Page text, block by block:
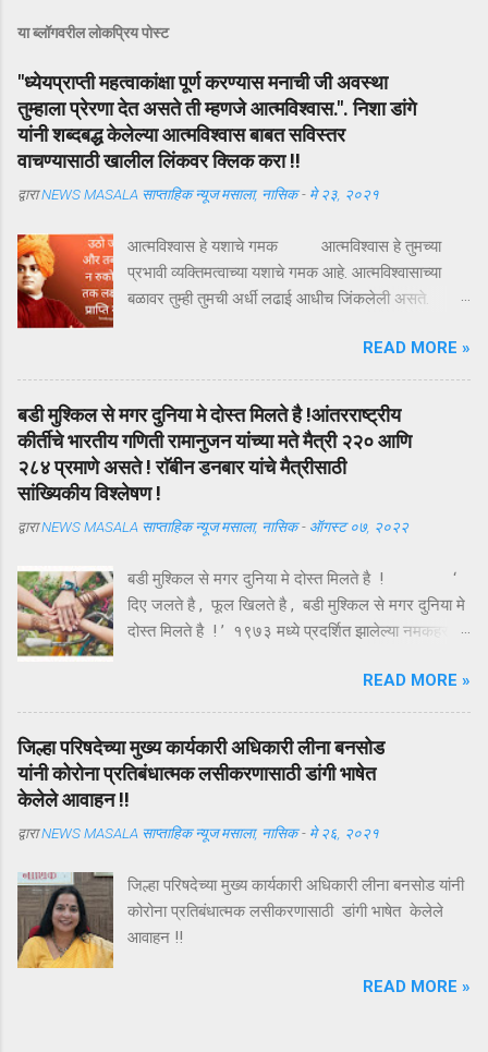
या ब्लॉगवरील लोकप्रिय पोस्ट
"ध्येयप्राप्ती महत्वाकांक्षा पूर्ण करण्यास मनाची जी अवस्था
तुम्हाला प्रेरणा देत असते ती म्हणजे आत्मविश्वास.". निशा डांगे
यांनी शब्दबद्ध केलेल्या आत्मविश्वास बाबत सविस्तर
वाचण्यासाठी खालील लिंकवर क्लिक करा !!
द्वाराNEWS MASALA साप्ताहिक न्यूज मसाला, नासिक - मे २३, २०२१
आत्मविश्वास हे यशाचे गमक आत्मविश्वास हे तुमच्या
प्रभावी व्यक्तिमत्वाच्या यशाचे गमक आहे. आत्मविश्वासाच्या
बळावर तुम्ही तुमची अर्धी लढाई आधीच जिंकलेली असते.
"आत्मविश्वास म्हणजेच स्वतःवर असलेला विश्वास." स्वतःवर
विश्वास असेल तर तुम्ही तुमचे मन वांच्छिल ध्येय मिळवू शकता.
आत्मविश्वासाला आता व्याख्येत बसवू या, "ध्येयप्राप्ती
महत्वाकांक्षा पूर्ण करण्यास मनाची जी अवस्था तुम्हाला प्रेरणा
देत असते ती म्हणजे आत्मविश्वास." आत्मविश्वास
असणारी व्यक्ती जग जिंकू शकते. प्रबळ आत्मविश्वास अर्थात
दृष्टीकोनातून स्वतःकडे पहाल तर तुम्हाला तुमच्यात अनेक
आपले वेगळे अस्तित्व निर्माण करू शकतो. "जीवनाच्या लढाईत
यशस्वी बनण्याचे ब्रह्मास्त्र म्हणजे आत्मविश्वास"
आत्मविश्वास ही ...
READ MORE »
बडी मुश्किल से मगर दुनिया मे दोस्त मिलते है !आंतरराष्ट्रीय
कीर्तीचे भारतीय गणिती रामानुजन यांच्या मते मैत्री २२० आणि
२८४ प्रमाणे असते ! राॅबीन डनबार यांचे मैत्रीसाठी
सांख्यिकीय विश्लेषण !
द्वाराNEWS MASALA साप्ताहिक न्यूज मसाला, नासिक - ऑगस्ट ०७, २०२२
बडी मुश्किल से मगर दुनिया मे दोस्त मिलते है ! ‘
दिए जलते है , फूल खिलते है , बडी मुश्किल से मगर दुनिया मे
दोस्त मिलते है ! ’ १९७३ मध्ये प्रदर्शित झालेल्या नमकहराम
आणि अर्थपूर्ण आहे . ऑगस्ट महिन्यातील पहिला रविवार ( यंदा
दि . ७ ऑगस्ट ) म्हणजे तरुणाईचा आवडता ‘ फ्रेंडशिप डे ’
अर्थात मैत्री दिन . या दिवशी विविध रंगांचे धागे एकमेकांच्या
हातावर बांधून मैत्रीचे संदेश एकमेकांना पाठविले जातात . या
संदेशांमधून मैत्रीच्या वेगवेगळ्या व्याख्या वाचावयास मिळतात .
असतो , अशी मित्राची व्याख्या बहूतेकांनी केलेली पहावयास
नसून ज्याला आपल्या मित्राच्या उन्नतीतून खरा आनंद मिळतो
, तोच खरा मित्र असतो ’ अशी मैत्रीची अचूक व्याख्या हिंदी
कवी कमलेश्वर यांनी केली आहे ...
READ MORE »
जिल्हा परिषदेच्या मुख्य कार्यकारी अधिकारी लीना बनसोड
यांनी कोरोना प्रतिबंधात्मक लसीकरणासाठी डांगी भाषेत
केलेले आवाहन !!
द्वाराNEWS MASALA साप्ताहिक न्यूज मसाला, नासिक - मे २६, २०२१
जिल्हा परिषदेच्या मुख्य कार्यकारी अधिकारी लीना बनसोड यांनी
कोरोना प्रतिबंधात्मक लसीकरणासाठी डांगी भाषेत केलेले
आवाहन !!
READ MORE »